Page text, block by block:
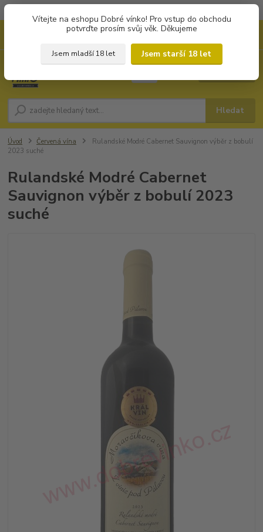
Vítejte na eshopu Dobré vínko! Pro vstup do obchodu
potvrďte prosím svůj věk. Děkujeme
Jsem mladší 18 let
Jsem starší 18 let
Hledat
Úvod Červená vína
Rulandské Modré Cabernet Sauvignon výběr z bobulí
2023 suché
Rulandské Modré Cabernet
Sauvignon výběr z bobulí 2023
suché